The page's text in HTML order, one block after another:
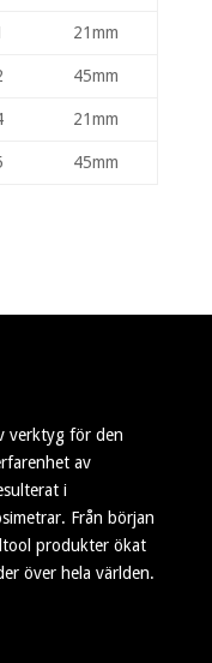
21mm
45mm
21mm
45mm
verktyg för den
av
i
Från början
produkter ökat
över hela världen.